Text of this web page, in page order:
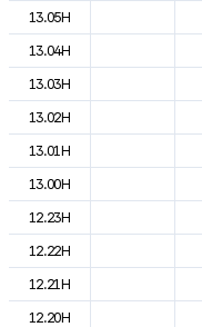
13.05H
13.04H
13.03H
13.02H
13.01H
13.00H
12.23H
12.22H
12.21H
12.20H